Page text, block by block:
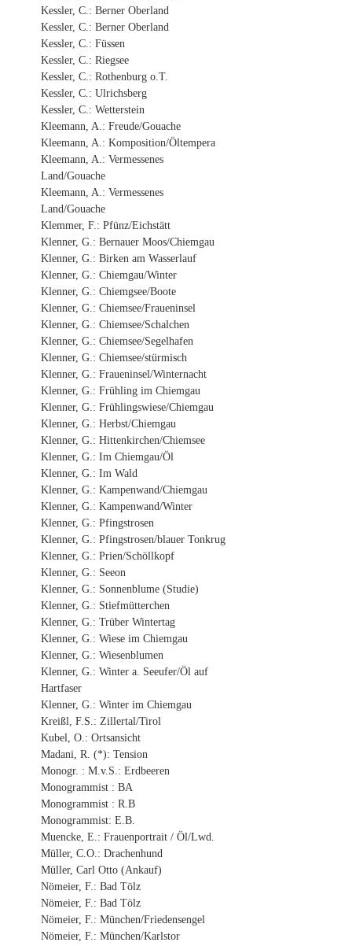
Kessler, C.: Berner Oberland
Kessler, C.: Berner Oberland
Kessler, C.: Füssen
Kessler, C.: Riegsee
Kessler, C.: Rothenburg o.T.
Kessler, C.: Ulrichsberg
Kessler, C.: Wetterstein
Kleemann, A.: Freude/Gouache
Kleemann, A.: Komposition/Öltempera
Kleemann, A.: Vermessenes
Land/Gouache
Kleemann, A.: Vermessenes
Land/Gouache
Klemmer, F.: Pfünz/Eichstätt
Klenner, G.: Bernauer Moos/Chiemgau
Klenner, G.: Birken am Wasserlauf
Klenner, G.: Chiemgau/Winter
Klenner, G.: Chiemgsee/Boote
Klenner, G.: Chiemsee/Fraueninsel
Klenner, G.: Chiemsee/Schalchen
Klenner, G.: Chiemsee/Segelhafen
Klenner, G.: Chiemsee/stürmisch
Klenner, G.: Fraueninsel/Winternacht
Klenner, G.: Frühling im Chiemgau
Klenner, G.: Frühlingswiese/Chiemgau
Klenner, G.: Herbst/Chiemgau
Klenner, G.: Hittenkirchen/Chiemsee
Klenner, G.: Im Chiemgau/Öl
Klenner, G.: Im Wald
Klenner, G.: Kampenwand/Chiemgau
Klenner, G.: Kampenwand/Winter
Klenner, G.: Pfingstrosen
Klenner, G.: Pfingstrosen/blauer Tonkrug
Klenner, G.: Prien/Schöllkopf
Klenner, G.: Seeon
Klenner, G.: Sonnenblume (Studie)
Klenner, G.: Stiefmütterchen
Klenner, G.: Trüber Wintertag
Klenner, G.: Wiese im Chiemgau
Klenner, G.: Wiesenblumen
Klenner, G.: Winter a. Seeufer/Öl auf
Hartfaser
Klenner, G.: Winter im Chiemgau
Kreißl, F.S.: Zillertal/Tirol
Kubel, O.: Ortsansicht
Madani, R. (*): Tension
Monogr. : M.v.S.: Erdbeeren
Monogrammist : BA
Monogrammist : R.B
Monogrammist: E.B.
Muencke, E.: Frauenportrait / Öl/Lwd.
Müller, C.O.: Drachenhund
Müller, Carl Otto (Ankauf)
Nömeier, F.: Bad Tölz
Nömeier, F.: Bad Tölz
Nömeier, F.: München/Friedensengel
Nömeier, F.: München/Karlstor